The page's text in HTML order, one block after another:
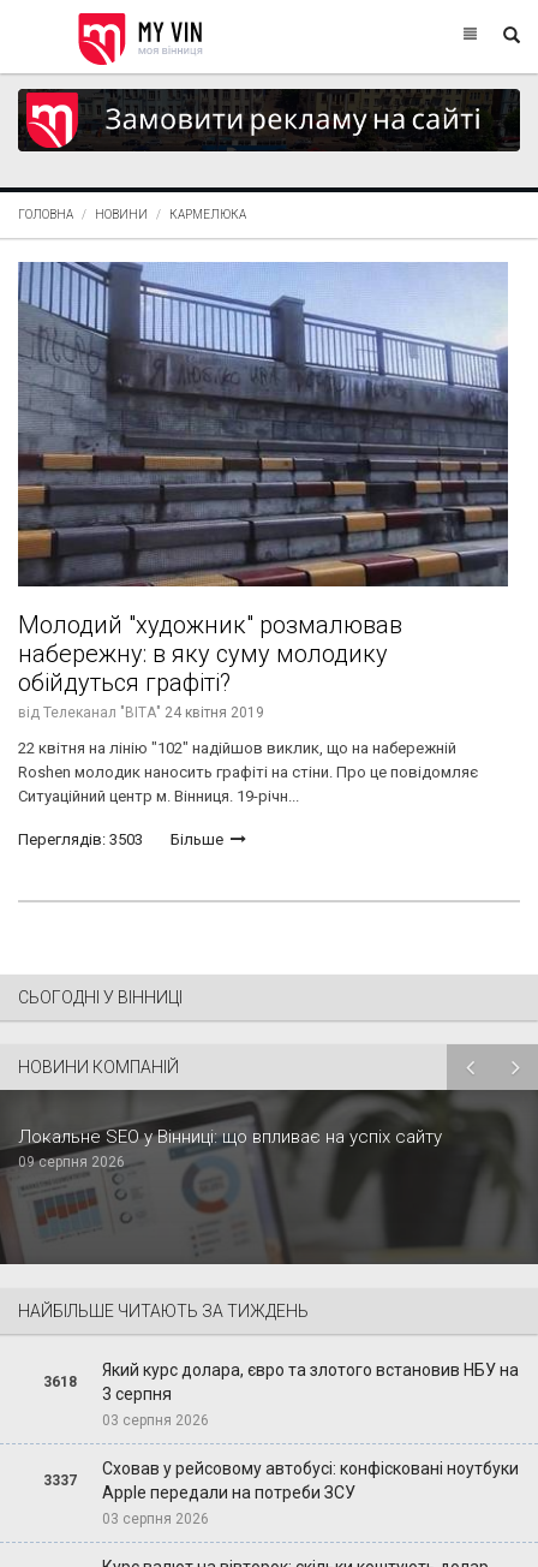
ГОЛОВНА НОВИНИ КАРМЕЛЮКА
Молодий "художник" розмалював
набережну: в яку суму молодику
обійдуться графіті?
від Телеканал "ВІТА" 24 квітня 2019
22 квітня на лінію "102" надійшов виклик, що на набережній
Roshen молодик наносить графіті на стіни. Про це повідомляє
Ситуаційний центр м. Вінниця. 19-річн...
Переглядів: 3503 Більше
СЬОГОДНІ У ВІННИЦІ
НОВИНИ КОМПАНІЙ
Локальне SEO у Вінниці: що впливає на успіх сайту
09 серпня 2026
НАЙБІЛЬШЕ ЧИТАЮТЬ ЗА ТИЖДЕНЬ
3618
Який курс долара, євро та злотого встановив НБУ на
3 серпня
03 серпня 2026
3337
Сховав у рейсовому автобусі: конфісковані ноутбуки
Apple передали на потреби ЗСУ
03 серпня 2026